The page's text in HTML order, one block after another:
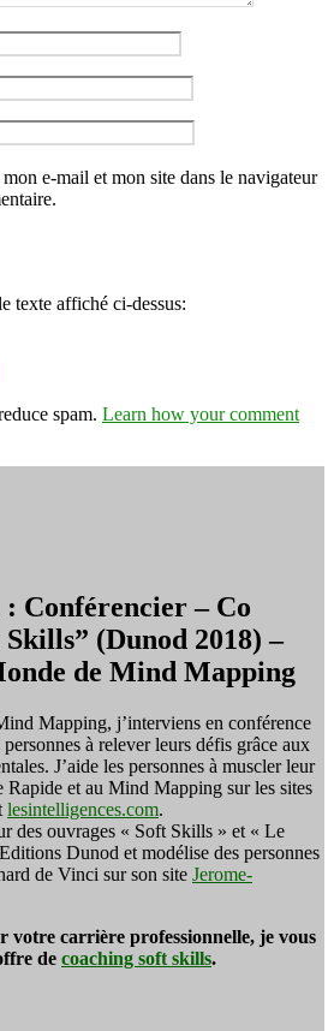
e-mail et mon site dans le navigateur
texte affiché ci-dessus:
spam. Learn how your comment
Conférencier – Co
(Dunod 2018) –
de Mind Mapping
Mapping, j’interviens en conférence
à relever leurs défis grâce aux
J’aide les personnes à muscler leur
Rapide et au Mind Mapping sur les sites
lesintelligences.com.
des ouvrages « Soft Skills » et « Le
Dunod et modélise des personnes
de Vinci sur son site Jerome-
votre carrière professionnelle, je vous
de coaching soft skills.